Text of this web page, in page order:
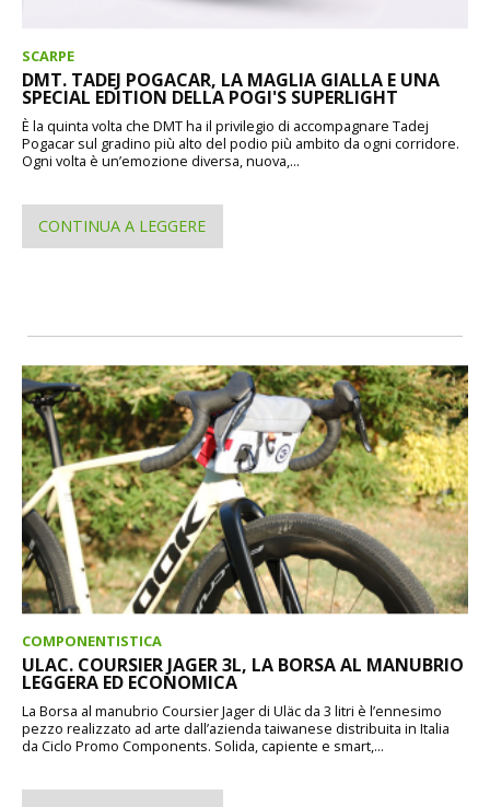
SCARPE
DMT. TADEJ POGACAR, LA MAGLIA GIALLA E UNA
SPECIAL EDITION DELLA POGI'S SUPERLIGHT
È la quinta volta che DMT ha il privilegio di accompagnare Tadej
Pogacar sul gradino più alto del podio più ambito da ogni corridore.
Ogni volta è un’emozione diversa, nuova,...
CONTINUA A LEGGERE
COMPONENTISTICA
ULAC. COURSIER JAGER 3L, LA BORSA AL MANUBRIO
LEGGERA ED ECONOMICA
La Borsa al manubrio Coursier Jager di Uläc da 3 litri è l’ennesimo
pezzo realizzato ad arte dall’azienda taiwanese distribuita in Italia
da Ciclo Promo Components. Solida, capiente e smart,...